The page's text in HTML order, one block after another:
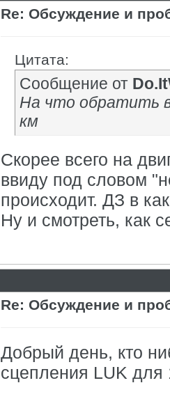
Re: Обсуждение и
Цитата:
Сообщение от
На что обратить
км
Скорее всего на
ввиду под словом
происходит. ДЗ в
Ну и смотреть, как
Re: Обсуждение и
Добрый день, кто
сцепления LUK для